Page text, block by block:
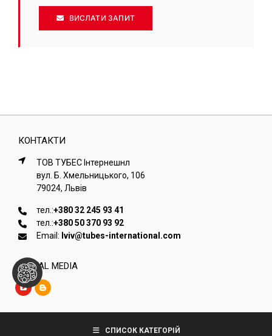
ВИСЛАТИ ЗАПИТ
КОНТАКТИ
ТОВ ТУБЕС Iнтернешнл
вул. Б. Хмельницького, 106
79024, Львiв
тел.:+380 32 245 93 41
тел.:+380 50 370 93 92
Email: lviv@tubes-international.com
SOCIAL MEDIA
Copyright © Tubes InternationalСПИСОК КАТЕГОРІЙ